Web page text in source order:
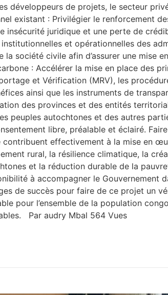
développeurs de projets, le secteur
existant : Privilégier le renforcement
insécurité juridique et une perte de
et opérationnelles des
société civile afin d’assurer une mise
: Accélérer la mise en place des
et Vérification (MRV), les
ainsi que les instruments de
des provinces et des entités
peuples autochtones et des autres
libre, préalable et éclairé.
effectivement à la mise en
rural, la résilience climatique, la
et la réduction durable de la
à accompagner le Gouvernement
de succès pour faire de ce projet un
pour l’ensemble de la population
Par audry Mbal 564 Vues